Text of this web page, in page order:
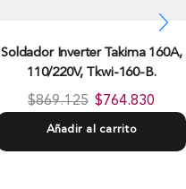
Soldador Inverter Takima 160A,
110/220V, Tkwi-160-B.
$869.125 $764.830
Añadir al carrito